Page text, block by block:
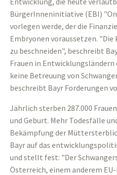
BürgerInneninitiative (EBI)
vorlegen werde, der die
Embryonen voraussetzen.
zu beschneiden", beschreibt
Frauen in
keine Betreuung von
beschreibt Bayr Forderungen
Jährlich sterben 287.000
und Geburt. Mehr Todesfälle
Bekämpfung der
Bayr auf das
und stellt fest: "Der
Österreich, einem anderem